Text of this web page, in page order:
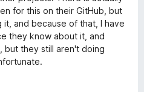
f
o
x
for this on their GitHub, but
and because of that, I have
they know about it, and
but they still aren't doing